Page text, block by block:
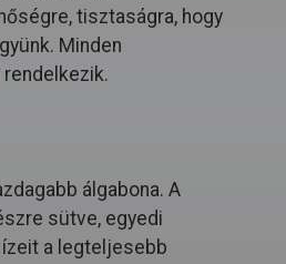
tisztaságra, hogy
Minden
álgabona. A
sütve, egyedi
a legteljesebb